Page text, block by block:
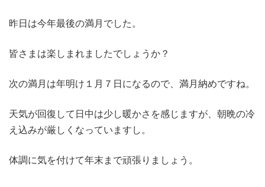
昨日は今年最後の満月でした。
皆さまは楽しまれましたでしょうか？
次の満月は年明け１月７日になるので、満月納めですね。
天気が回復して日中は少し暖かさを感じますが、朝晩の冷
え込みが厳しくなっていますし。
体調に気を付けて年末まで頑張りましょう。